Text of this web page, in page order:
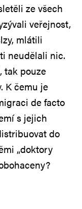
ze všech
veřejnost,
mlátili
neudělali nic.
tak pouze
K čemu je
de facto
s jejich
do
„doktory